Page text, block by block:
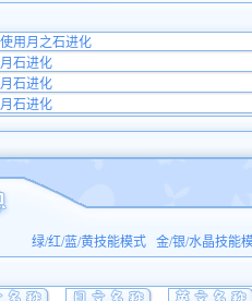
用月之石进化
石进化
石进化
石进化
绿/红/蓝/黄技能模式 金/银/水晶技能